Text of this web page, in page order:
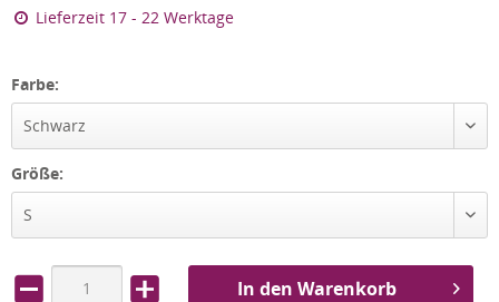
Lieferzeit 17 - 22 Werktage
Farbe:
Schwarz
Größe:
S
In den Warenkorb